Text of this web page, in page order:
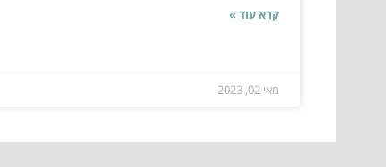
קרא עוד »
מאי 02, 2023